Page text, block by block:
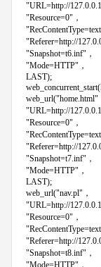
"URL=http://
"Resource=0"，
"Referer=http://
"Snapshot=t6.inf"，
"Mode=HTTP"，
LAST);
web_url("home.html"
"URL=http://
"Resource=0"，
"Referer=http://
"Snapshot=t7.inf"，
"Mode=HTTP"，
LAST);
web_url("nav.pl"，
"URL=http://
"Resource=0"，
"Referer=http://
"Snapshot=t8.inf"，
"Mode=HTTP"，